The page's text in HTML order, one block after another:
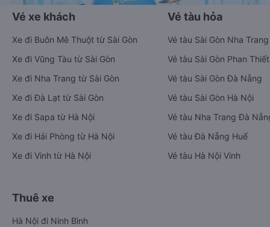
Vé xe khách
Xe đi Buôn Mê Thuột từ Sài Gòn
Xe đi Vũng Tàu từ Sài Gòn
Xe đi Nha Trang từ Sài Gòn
Xe đi Đà Lạt từ Sài Gòn
Xe đi Sapa từ Hà Nội
Xe đi Hải Phòng từ Hà Nội
Xe đi Vinh từ Hà Nội
Vé tàu hỏa
Vé tàu Sài Gòn Nha Trang
Vé tàu Sài Gòn Phan Thiết
Vé tàu Sài Gòn Đà Nẵng
Vé tàu Sài Gòn Hà Nội
Vé tàu Nha Trang Đà
Vé tàu Đà Nẵng Huế
Vé tàu Hà Nội Vinh
Thuê xe
Hà Nội đi Ninh Bình